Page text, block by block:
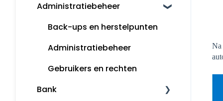
Na
Grootboekrekeningen
Boekjaar afsluiten
Marge en globalisatie
Rapporten
Uitgebreid journaliseren
inControle (inkopen en
Kassa
Algemene informatie
Tips
MijnSnelStart
Koppelingen
Artikelbeheer
Administratiebeheer
Back-ups en herstelpunten
Administratiebeheer
Gebruikers en rechten
Bank